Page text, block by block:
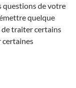
questions de votre
quelque
de traiter certains
certaines